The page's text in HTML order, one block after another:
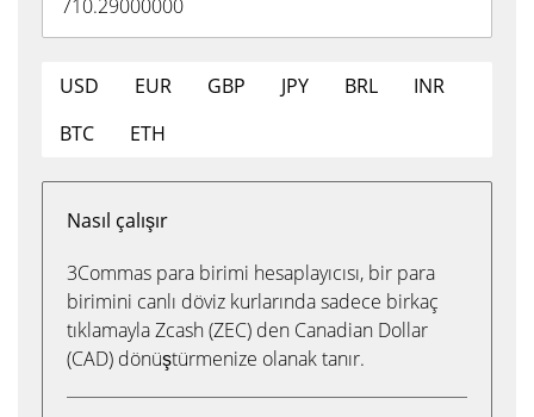
USD EUR GBP JPY BRL
INR
BTC
ETH
Nasıl çalışır
3Commas para birimi hesaplayıcısı, bir para
birimini canlı döviz kurlarında sadece birkaç
tıklamayla Zcash (ZEC) den Canadian Dollar
(CAD) dönüştürmenize olanak tanır.